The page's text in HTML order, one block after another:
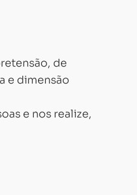
de
e dimensão
e nos realize,